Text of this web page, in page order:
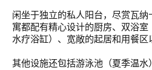
闲坐于独立的私人阳台，尽赏瓦
寓都配有精心设计的厨房、双浴
水疗浴缸）、宽敞的起居和用餐区
其他设施还包括游泳池（夏季温水